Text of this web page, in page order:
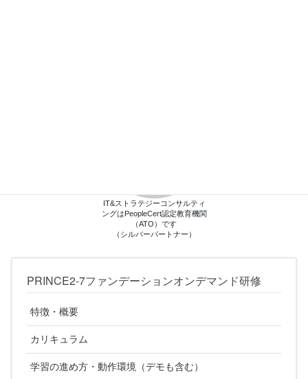
IT&ストラテジーコンサルティ
ングはPeopleCert認定教育機関
（ATO）です
（シルバーパートナー）
PRINCE2-7ファンデーションオンデマンド研修
特徴・概要
カリキュラム
学習の進め方・動作環境（デモも含む）